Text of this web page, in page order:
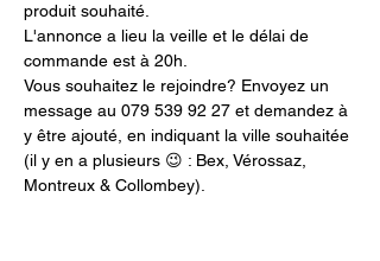
produit souhaité.
L'annonce a lieu la veille et le délai de
commande est à 20h.
Vous souhaitez le rejoindre? Envoyez un
message au 079 539 92 27 et demandez à
y être ajouté, en indiquant la ville souhaitée
(il y en a plusieurs 😉 : Bex, Vérossaz,
Montreux & Collombey).